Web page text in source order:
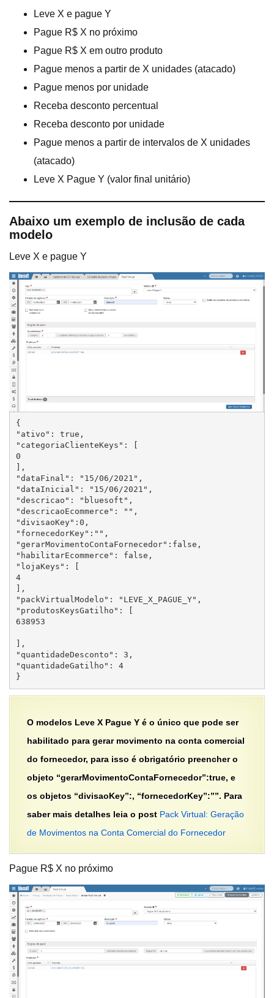
Leve X e pague Y
Pague R$ X no próximo
Pague R$ X em outro produto
Pague menos a partir de X unidades (atacado)
Pague menos por unidade
Receba desconto percentual
Receba desconto por unidade
Pague menos a partir de intervalos de X unidades
(atacado)
Leve X Pague Y (valor final unitário)
Abaixo um exemplo de inclusão de cada
modelo
Leve X e pague Y
{
"ativo": true,
"categoriaClienteKeys": [
0
],
"dataFinal": "15/06/2021",
"dataInicial": "15/06/2021",
"descricao": "bluesoft",
"descricaoEcommerce": "",
"divisaoKey":0,
"fornecedorKey":"",
"gerarMovimentoContaFornecedor":false,
"habilitarEcommerce": false,
"lojaKeys": [
4
],
"packVirtualModelo": "LEVE_X_PAGUE_Y",
"produtosKeysGatilho": [
638953
],
"quantidadeDesconto": 3,
"quantidadeGatilho": 4
}
O modelos Leve X Pague Y é o único que pode ser
habilitado para gerar movimento na conta comercial
do fornecedor, para isso é obrigatório preencher o
objeto “gerarMovimentoContaFornecedor”:true, e
os objetos “divisaoKey”:, “fornecedorKey”:””. Para
saber mais detalhes leia o post Pack Virtual: Geração
de Movimentos na Conta Comercial do Fornecedor
Pague R$ X no próximo